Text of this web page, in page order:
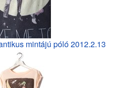
mintájú póló 2012.2.13